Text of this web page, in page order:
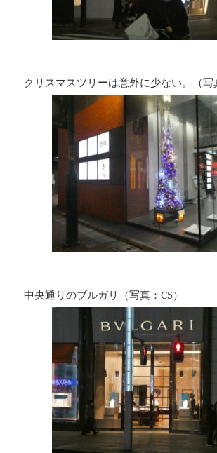
クリスマスツリーは意外に少ない。（写
中央通りのブルガリ（写真：C5）